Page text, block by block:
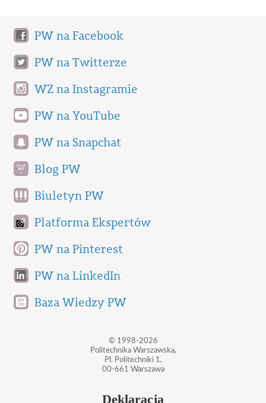
PW na Facebook
PW na Twitterze
WZ na Instagramie
PW na YouTube
PW na Snapchat
Blog PW
Biuletyn PW
Platforma Ekspertów
PW na Pinterest
PW na LinkedIn
Baza Wiedzy PW
© 1998-2026
Politechnika Warszawska,
Pl. Politechniki 1,
00-661 Warszawa
Deklaracja